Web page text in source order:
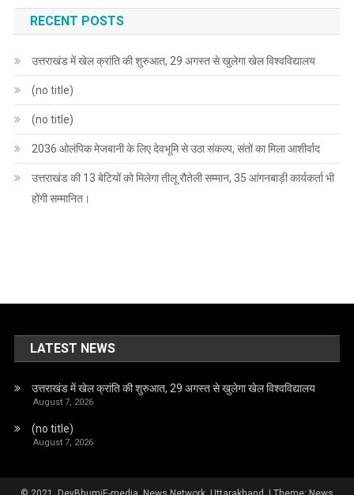
RECENT POSTS
उत्तराखंड में खेल क्रांति की शुरुआत, 29 अगस्त से खुलेगा खेल विश्वविद्यालय
(no title)
(no title)
2036 ओलंपिक मेजबानी के लिए देवभूमि से उठा संकल्प, संतों का मिला आशीर्वाद
उत्तराखंड की 13 बेटियों को मिलेगा तीलू रौतेली सम्मान, 35 आंगनबाड़ी कार्यकर्ता भी
होंगी सम्मानित।
LATEST NEWS
उत्तराखंड में खेल क्रांति की शुरुआत, 29 अगस्त से खुलेगा खेल विश्वविद्यालय
August 7, 2026
(no title)
August 7, 2026